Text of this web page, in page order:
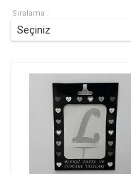
Sıralama :